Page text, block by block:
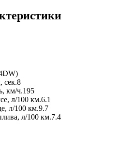
сек.8
км/ч.195
л/100 км.6.1
л/100 км.9.7
л/100 км.7.4